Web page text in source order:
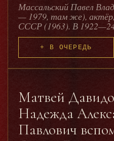
Массальский Павел
— 1979, там же),
СССР (1963). В 1922—24
руководством Ю.А.
принят в труппу МХАТ.
сценическим
героя-любовника,
характерным ролям,
своих актёрских
получил в роли
(«Пиквикский клуб» по
Стремясь максимально
автора и колорит
+ В ОЧЕРЕДЬ
Матвей
Надежда
Павлович